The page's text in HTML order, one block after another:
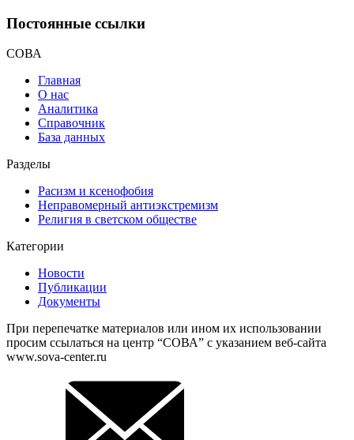
Постоянные ссылки
СОВА
Главная
О нас
Аналитика
Справочник
База данных
Разделы
Расизм и ксенофобия
Неправомерный антиэкстремизм
Религия в светском обществе
Категории
Новости
Публикации
Документы
При перепечатке материалов или ином их использовании
просим ссылаться на центр “СОВА” с указанием веб-сайта
www.sova-center.ru